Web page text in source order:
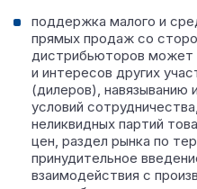
поддержка малого и
прямых продаж со
дистрибьюторов может
и интересов других
(дилеров), навязыванию
условий
неликвидных партий
цен, раздел рынка по
принудительное
взаимодействия с